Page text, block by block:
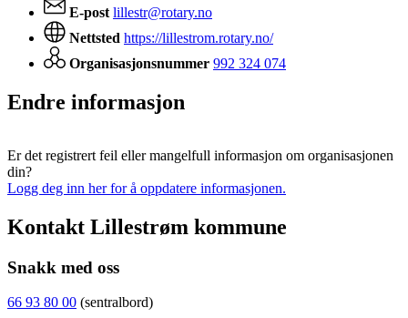
E-post lillestr@rotary.no
Nettsted https://lillestrom.rotary.no/
Organisasjonsnummer 992 324 074
Endre informasjon
Er det registrert feil eller mangelfull informasjon om organisasjonen
din?
Logg deg inn her for å oppdatere informasjonen.
Kontakt Lillestrøm kommune
Snakk med oss
66 93 80 00 (sentralbord)